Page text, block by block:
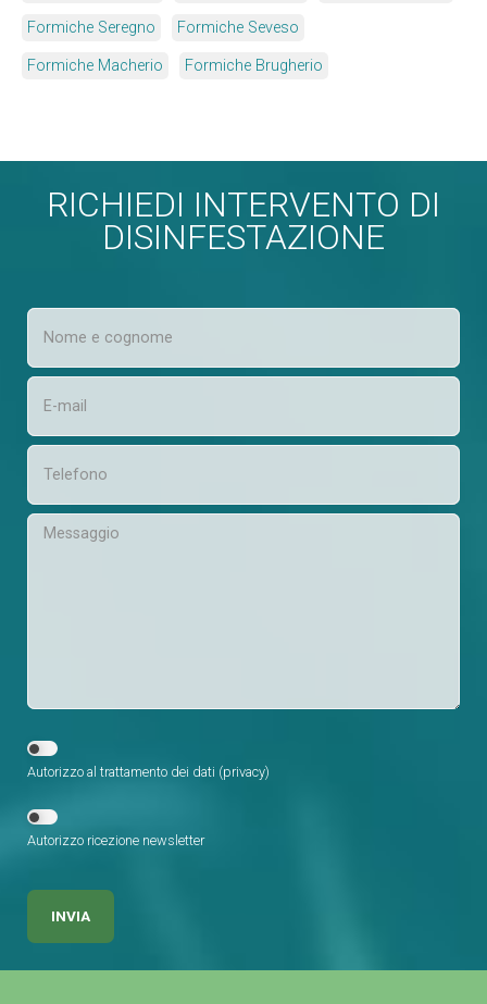
Formiche Seregno Formiche Seveso
Formiche Macherio Formiche Brugherio
RICHIEDI INTERVENTO DI
DISINFESTAZIONE
Autorizzo al trattamento dei dati (privacy)
Autorizzo ricezione newsletter